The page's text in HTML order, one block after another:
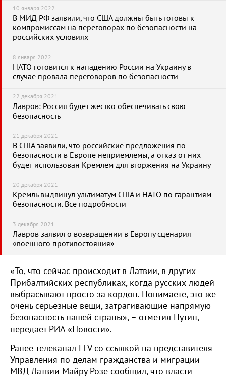
10 января 2022
В МИД РФ заявили, что США должны быть готовы к
компромиссам на переговорах по безопасности на
российских условиях
8 января 2022
НАТО готовится к нападению России на Украину в
случае провала переговоров по безопасности
22 декабря 2021
Лавров: Россия будет жестко обеспечивать свою
безопасность
21 декабря 2021
В США заявили, что российские предложения по
безопасности в Европе неприемлемы, а отказ от них
будет использован Кремлем для вторжения на Украину
20 декабря 2021
Кремль выдвинул ультиматум США и НАТО по гарантиям
безопасности. Все подробности
3 декабря 2021
Лавров заявил о возвращении в Европу сценария
«военного противостояния»
«То, что сейчас происходит в Латвии, в других
Прибалтийских республиках, когда русских людей
выбрасывают просто за кордон. Понимаете, это же
очень серьёзные вещи, затрагивающие напрямую
безопасность нашей страны», – отметил Путин,
передает РИА «Новости».
Ранее телеканал LTV со ссылкой на представителя
Управления по делам гражданства и миграции
МВД Латвии Майру Розе сообщил, что власти